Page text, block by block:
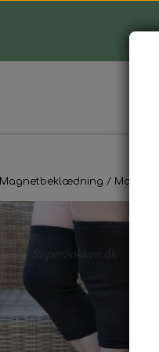
Strømper der ikke
Støvlesokker
Ankelstrømper, bomuld
Ankelstrømper,
Knæstrømper, bomuld
Knæstrømper, merinould
Profil strømpe/sports
Align-såler
Magnetbeklædning